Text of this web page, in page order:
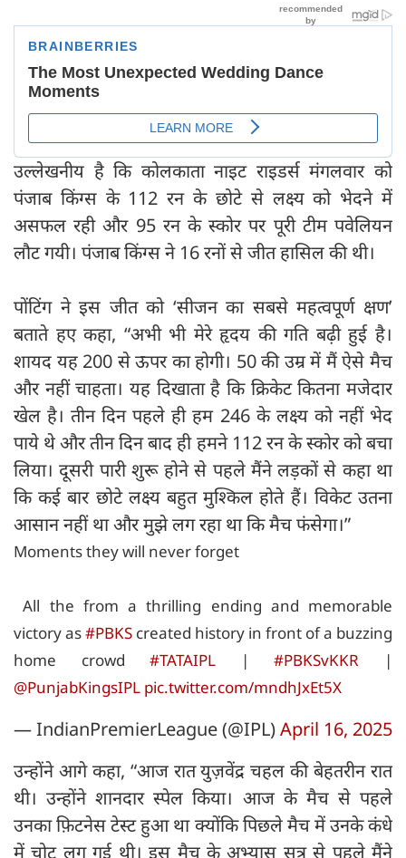
उल्लेखनीय है कि कोलकाता नाइट राइडर्स मंगलवार को
पंजाब किंग्स के 112 रन के छोटे से लक्ष्य को भेदने में
असफल रही और 95 रन के स्कोर पर पूरी टीम पवेलियन
लौट गयी। पंजाब किंग्स ने 16 रनों से जीत हासिल की थी।
पोंटिंग ने इस जीत को ‘सीजन का सबसे महत्वपूर्ण क्षण’
बताते हए कहा, “अभी भी मेरे हृदय की गति बढ़ी हुई है।
शायद यह 200 से ऊपर का होगी। 50 की उम्र में मैं ऐसे मैच
और नहीं चाहता। यह दिखाता है कि क्रिकेट कितना मजेदार
खेल है। तीन दिन पहले ही हम 246 के लक्ष्य को नहीं भेद
पाये थे और तीन दिन बाद ही हमने 112 रन के स्कोर को बचा
लिया। दूसरी पारी शुरू होने से पहले मैंने लड़कों से कहा था
कि कई बार छोटे लक्ष्य बहुत मुश्किल होते हैं। विकेट उतना
आसान नहीं था और मुझे लग रहा था कि मैच फंसेगा।”
Moments they will never forget
All the from a thrilling ending and memorable
victory as#PBKS created history in front of a buzzing
home crowd#TATAIPL |#PBKSvKKR |
@PunjabKingsIPL pic.twitter.com/mndhJxEt5X
— IndianPremierLeague (@IPL)April 16, 2025
उन्होंने आगे कहा, “आज रात युज़वेंद्र चहल की बेहतरीन रात
थी। उन्होंने शानदार स्पेल किया। आज के मैच से पहले
उनका फ़िटनेस टेस्ट हुआ था क्योंकि पिछले मैच में उनके कंधे
में चोट लग गई थी। इस मैच के अभ्यास सत्र से पहले मैंने